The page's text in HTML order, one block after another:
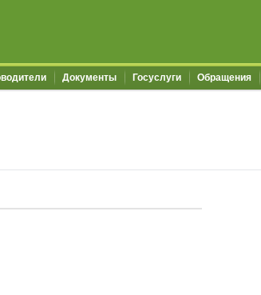
Документы Госуслуги Обращения